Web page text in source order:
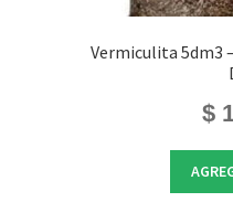
Vermiculita 5dm3
$